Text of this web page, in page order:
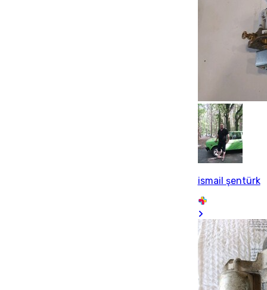
ismail şentürk